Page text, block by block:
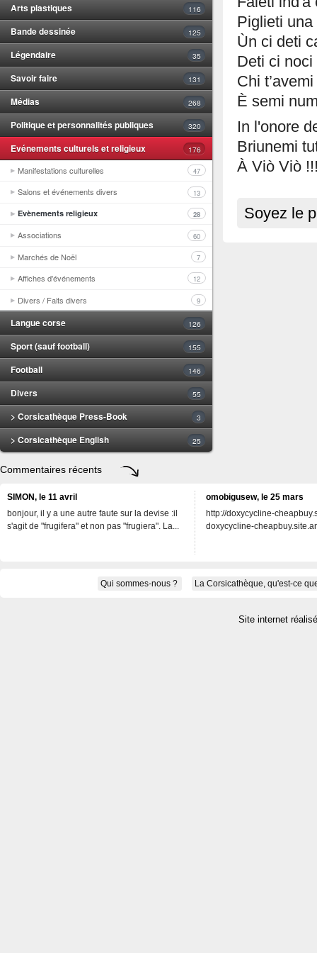
Arts plastiques 116
Bande dessinée 125
Légendaire 35
Savoir faire 131
Médias 268
Politique et personnalités publiques 320
Evénements culturels et religieux 176
Manifestations culturelles 47
Salons et événements divers 13
Evènements religieux 28
Associations 60
Marchés de Noël 7
Affiches d'événements 12
Divers / Faits divers 9
Langue corse 126
Sport (sauf football) 155
Football 146
Divers 55
> Corsicathèque Press-Book 3
> Corsicathèque English 25
Piglieti
Ùn ci deti
Deti ci noci
Chi
È semi
In l'onore
Briunemi
À Viò Viò
Soyez le
Commentaires récents
SIMON, le 11 avril
bonjour, il y a une autre faute sur la devise :il
s'agit de "frugifera" et non pas "frugiera". La...
omobigusew, le 25 mars
http://doxycycline-
doxycycline-
Qui sommes-nous ? La Corsicathèque, qu'est-ce
Site internet